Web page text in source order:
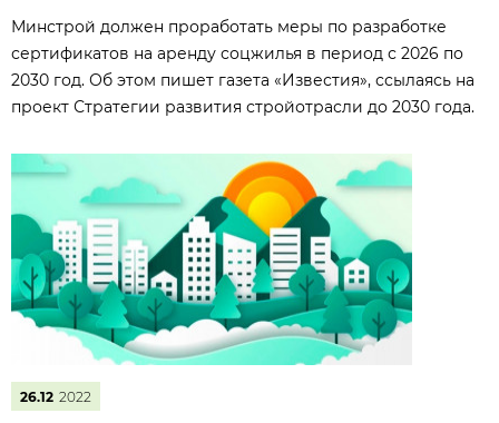
Минстрой должен проработать меры по разработке
сертификатов на аренду соцжилья в период с 2026 по
2030 год. Об этом пишет газета «Известия», ссылаясь на
проект Стратегии развития стройотрасли до 2030 года.
26.12 2022